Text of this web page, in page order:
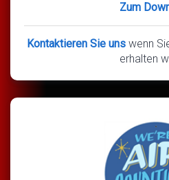
Zum
Kontaktieren Sie uns wenn
erhalten